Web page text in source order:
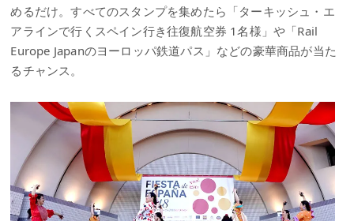
めるだけ。すべてのスタンプを集めたら「ターキッシュ・エ
アラインで行くスペイン行き往復航空券 1名様」や「Rail
Europe Japanのヨーロッパ鉄道パス」などの豪華商品が当た
るチャンス。